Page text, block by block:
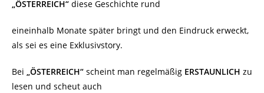
„ÖSTERREICH“ diese Geschichte rund
eineinhalb Monate später bringt und den Eindruck erweckt,
als sei es eine Exklusivstory.
Bei „ÖSTERREICH“ scheint man regelmäßig ERSTAUNLICH zu
lesen und scheut auch